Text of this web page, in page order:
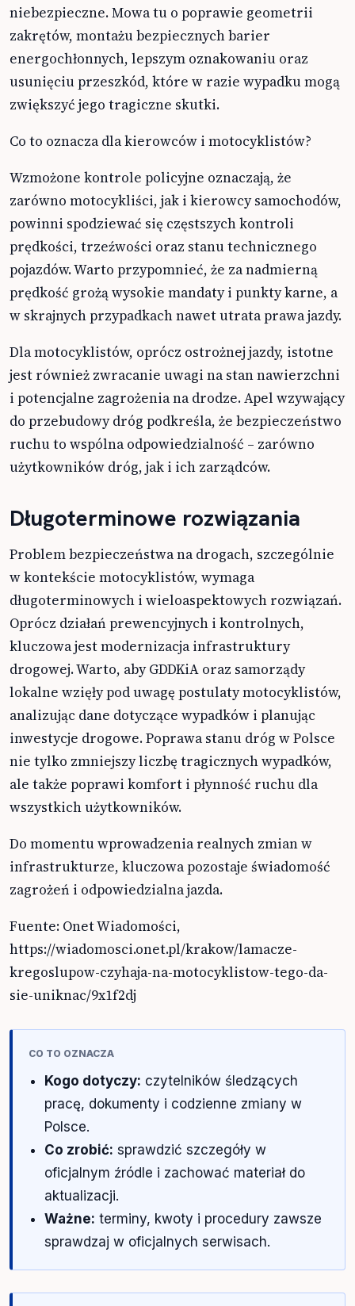
niebezpieczne. Mowa tu o poprawie geometrii
zakrętów, montażu bezpiecznych barier
energochłonnych, lepszym oznakowaniu oraz
usunięciu przeszkód, które w razie wypadku mogą
zwiększyć jego tragiczne skutki.
Co to oznacza dla kierowców i motocyklistów?
Wzmożone kontrole policyjne oznaczają, że
zarówno motocykliści, jak i kierowcy samochodów,
powinni spodziewać się częstszych kontroli
prędkości, trzeźwości oraz stanu technicznego
pojazdów. Warto przypomnieć, że za nadmierną
prędkość grożą wysokie mandaty i punkty karne, a
w skrajnych przypadkach nawet utrata prawa jazdy.
Dla motocyklistów, oprócz ostrożnej jazdy, istotne
jest również zwracanie uwagi na stan nawierzchni
i potencjalne zagrożenia na drodze. Apel wzywający
do przebudowy dróg podkreśla, że bezpieczeństwo
ruchu to wspólna odpowiedzialność – zarówno
użytkowników dróg, jak i ich zarządców.
Długoterminowe rozwiązania
Problem bezpieczeństwa na drogach, szczególnie
w kontekście motocyklistów, wymaga
długoterminowych i wieloaspektowych rozwiązań.
Oprócz działań prewencyjnych i kontrolnych,
kluczowa jest modernizacja infrastruktury
drogowej. Warto, aby GDDKiA oraz samorządy
lokalne wzięły pod uwagę postulaty motocyklistów,
analizując dane dotyczące wypadków i planując
inwestycje drogowe. Poprawa stanu dróg w Polsce
nie tylko zmniejszy liczbę tragicznych wypadków,
ale także poprawi komfort i płynność ruchu dla
wszystkich użytkowników.
Do momentu wprowadzenia realnych zmian w
infrastrukturze, kluczowa pozostaje świadomość
zagrożeń i odpowiedzialna jazda.
Fuente: Onet Wiadomości,
https://wiadomosci.onet.pl/krakow/lamacze-
kregoslupow-czyhaja-na-motocyklistow-tego-da-
sie-uniknac/9x1f2dj
CO TO OZNACZA
Kogo dotyczy: czytelników śledzących
pracę, dokumenty i codzienne zmiany w
Polsce.
Co zrobić: sprawdzić szczegóły w
oficjalnym źródle i zachować materiał do
aktualizacji.
Ważne: terminy, kwoty i procedury zawsze
sprawdzaj w oficjalnych serwisach.